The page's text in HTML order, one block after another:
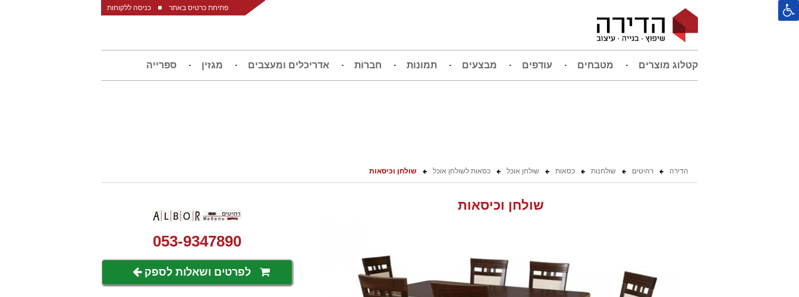
פתיחת כרטיס באתר כניסה ללקוחות
קטלוג מוצרים מטבחים עודפים מבצעים תמונות חברות אדריכלים ומעצבים מגזין ספרייה
הדירה רהיטים שולחנות כסאות שולחן אוכל כסאות לשולחן אוכל שולחן וכיסאות
שולחן וכיסאות
053-9347890
לפרטים ושאלות לספק